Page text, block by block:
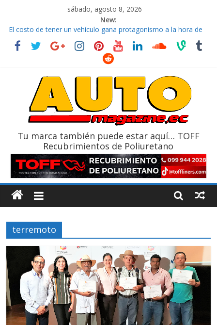
sábado, agosto 8, 2026
New:
El costo de tener un vehículo gana protagonismo a la hora de
decidir
Ultima película ‘Spider‑Man: Brand New Day’ pone en escena a
La Vuelta al Ecuador 2026, edición 47ª, recorre 7 provincias en 8
La FEDAK recibe 12 Sinotruk Bolden para cubrir las rutas de La
Tu marca también puede estar aquí… TOFF
Recubrimientos de Poliuretano
terremoto